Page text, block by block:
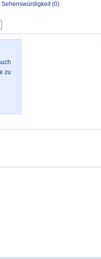
Sehenswürdigkeit (0)
zu